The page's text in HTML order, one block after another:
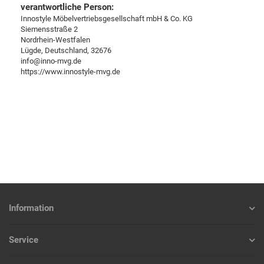
verantwortliche Person:
Innostyle Möbelvertriebsgesellschaft mbH & Co. KG
Siemensstraße 2
Nordrhein-Westfalen
Lügde, Deutschland, 32676
info@inno-mvg.de
https://www.innostyle-mvg.de
Information
Service